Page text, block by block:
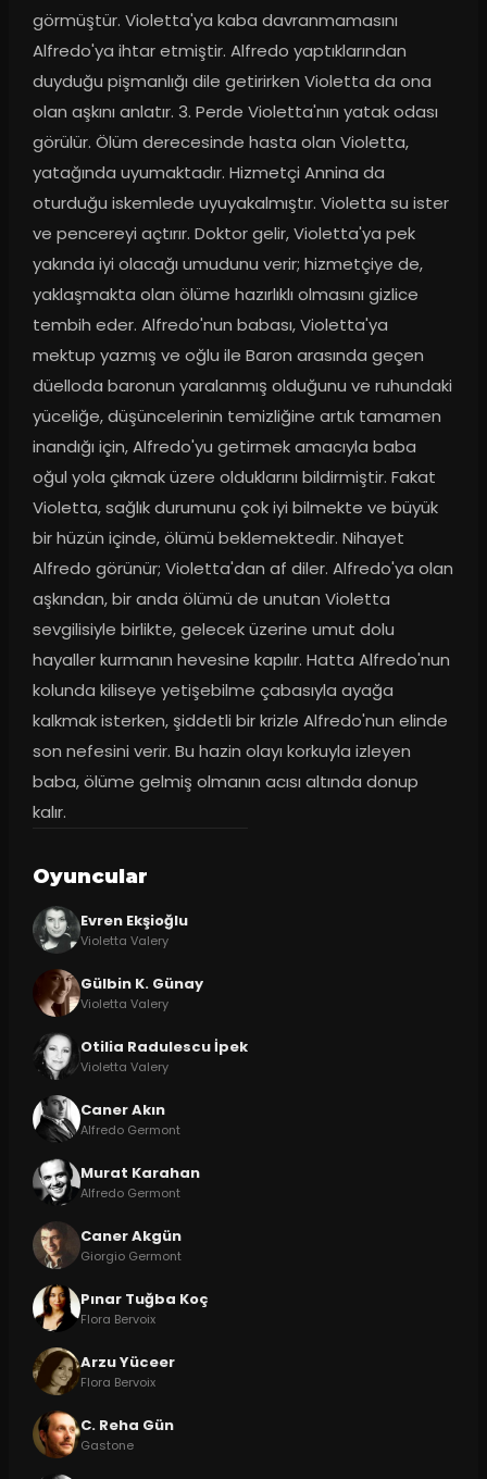
görmüştür. Violetta'ya kaba davranmamasını
Alfredo'ya ihtar etmiştir. Alfredo yaptıklarından
duyduğu pişmanlığı dile getirirken Violetta da ona
olan aşkını anlatır. 3. Perde Violetta'nın yatak odası
görülür. Ölüm derecesinde hasta olan Violetta,
yatağında uyumaktadır. Hizmetçi Annina da
oturduğu iskemlede uyuyakalmıştır. Violetta su ister
ve pencereyi açtırır. Doktor gelir, Violetta'ya pek
yakında iyi olacağı umudunu verir; hizmetçiye de,
yaklaşmakta olan ölüme hazırlıklı olmasını gizlice
tembih eder. Alfredo'nun babası, Violetta'ya
mektup yazmış ve oğlu ile Baron arasında geçen
düelloda baronun yaralanmış olduğunu ve ruhundaki
yüceliğe, düşüncelerinin temizliğine artık tamamen
inandığı için, Alfredo'yu getirmek amacıyla baba
oğul yola çıkmak üzere olduklarını bildirmiştir. Fakat
Violetta, sağlık durumunu çok iyi bilmekte ve büyük
bir hüzün içinde, ölümü beklemektedir. Nihayet
Alfredo görünür; Violetta'dan af diler. Alfredo'ya olan
aşkından, bir anda ölümü de unutan Violetta
sevgilisiyle birlikte, gelecek üzerine umut dolu
hayaller kurmanın hevesine kapılır. Hatta Alfredo'nun
kolunda kiliseye yetişebilme çabasıyla ayağa
kalkmak isterken, şiddetli bir krizle Alfredo'nun elinde
son nefesini verir. Bu hazin olayı korkuyla izleyen
baba, ölüme gelmiş olmanın acısı altında donup
kalır.
Oyuncular
Evren Ekşioğlu
Violetta Valery
Gülbin K. Günay
Violetta Valery
Otilia Radulescu İpek
Violetta Valery
Caner Akın
Alfredo Germont
Murat Karahan
Alfredo Germont
Caner Akgün
Giorgio Germont
Pınar Tuğba Koç
Flora Bervoix
Arzu Yüceer
Flora Bervoix
C. Reha Gün
Gastone